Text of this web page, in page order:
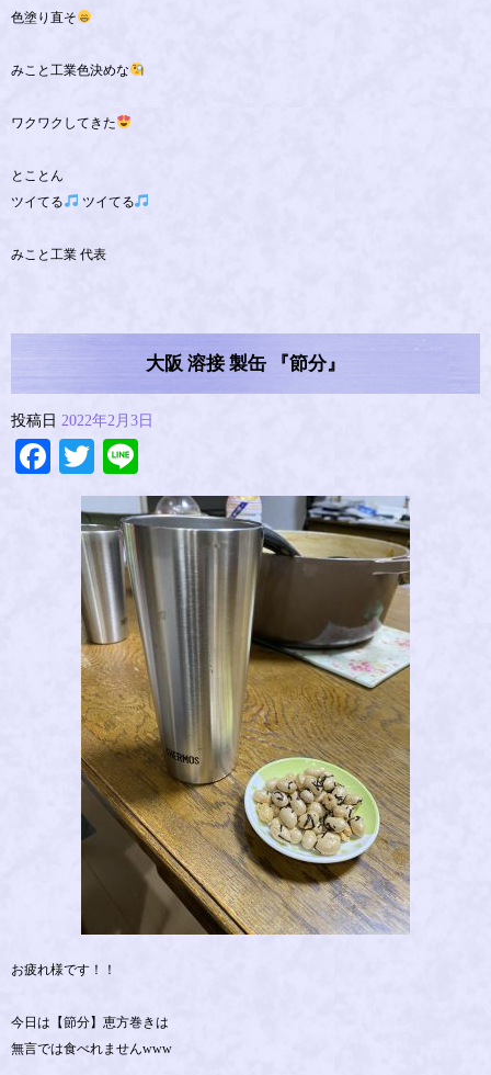
色塗り直そ
みこと工業色決めな
ワクワクしてきた
とことん
ツイてる
ツイてる
みこと工業 代表
大阪 溶接 製缶 『節分』
投稿日 2022年2月3日
Facebook
Twitter
お疲れ様です！！
今日は【節分】恵方巻きは
無言では食べれませんwww